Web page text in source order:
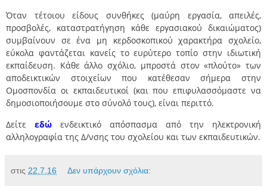
Όταν τέτοιου είδους συνθήκες (μαύρη εργασία, απειλές,
προσβολές, καταστρατήγηση κάθε εργασιακού δικαιώματος)
συμβαίνουν σε ένα μη κερδοσκοπικού χαρακτήρα σχολείο,
εύκολα φαντάζεται κανείς το ευρύτερο τοπίο στην ιδιωτική
εκπαίδευση. Κάθε άλλο σχόλιο, μπροστά στον «πλούτο» των
αποδεικτικών στοιχείων που κατέθεσαν σήμερα στην
Ομοσπονδία οι εκπαιδευτικοί (και που επιφυλασσόμαστε να
δημοσιοποιήσουμε στο σύνολό τους), είναι περιττό.
Δείτε εδώ ενδεικτικό απόσπασμα από την ηλεκτρονική
αλληλογραφία της Δ/νσης του σχολείου και των εκπαιδευτικών.
στις 22.7.16 Δεν υπάρχουν σχόλια: